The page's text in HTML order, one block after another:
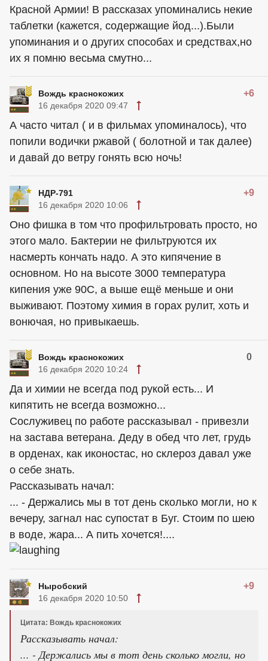
Красной Армии! В рассказах упоминались некие
таблетки (кажется, содержащие йод...).Были
упоминания и о других способах и средствах,но
их я помню весьма смутно...
Вождь краснокожих +6
16 декабря 2020 09:47
А часто читал ( и в фильмах упоминалось), что
попили водички ржавой ( болотной и так далее)
и давай до ветру гонять всю ночь!
НДР-791 +9
16 декабря 2020 10:06
Оно фишка в том что профильтровать просто, но
этого мало. Бактерии не фильтруются их
насмерть кончать надо. А это кипячение в
основном. Но на высоте 3000 температура
кипения уже 90С, а выше ещё меньше и они
выживают. Поэтому химия в горах рулит, хоть и
вонючая, но привыкаешь.
Вождь краснокожих 0
16 декабря 2020 10:24
Да и химии не всегда под рукой есть... И
кипятить не всегда возможно...
Сослуживец по работе рассказывал - привезли
на застава ветерана. Деду в обед что лет, грудь
в орденах, как иконостас, но склероз давал уже
о себе знать.
Рассказывать начал:
... - Держались мы в тот день сколько могли, но к
вечеру, загнал нас супостат в Буг. Стоим по шею
в воде, жара... А пить хочется!....
Ныробский +9
16 декабря 2020 10:50
Цитата: Вождь краснокожих
Рассказывать начал:
... - Держались мы в тот день сколько могли, но